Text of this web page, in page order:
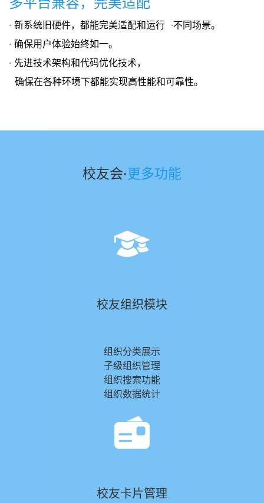
· 新系统旧硬件，都能完美适配和运行 ·不同场景。
· 确保用户体验始终如一。
· 先进技术架构和代码优化技术，
确保在各种环境下都能实现高性能和可靠性。
校友会·更多功能
校友组织模块
组织分类展示
子级组织管理
组织搜索功能
组织数据统计
校友卡片管理